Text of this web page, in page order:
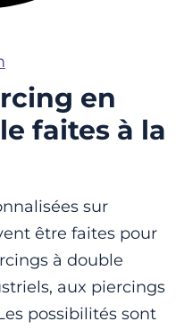
en
faites à la
sur
être faites pour
à double
aux piercings
possibilités sont